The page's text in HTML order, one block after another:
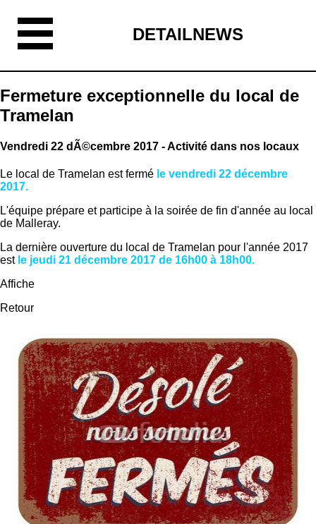
DETAILNEWS
Fermeture exceptionnelle du local de
Tramelan
Vendredi 22 dÃ©cembre 2017 - Activité dans nos locaux
Le local de Tramelan est fermé e vendredi 22 décembre
2017.
L'équipe prépare et participe à la soirée de fin d'année au local
de Malleray.
La dernière ouverture du local de Tramelan pour l'année 2017
estle jeudi 21 décembre 2017 de 16h00 à 18h00.
Affiche
Retour